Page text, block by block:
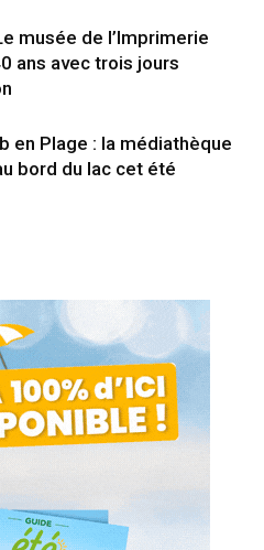
musée de l’Imprimerie
ans avec trois jours
en Plage : la médiathèque
bord du lac cet été